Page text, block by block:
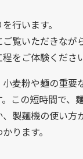
行います。
覧いただきなが
をご体験くださ
麦粉や麺の重要
この短時間で、
製麺機の使い方
ります。